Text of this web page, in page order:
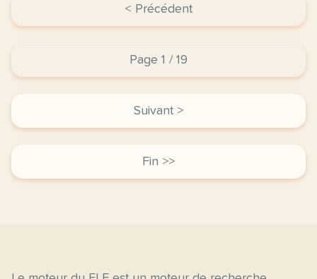
< Précédent
Page 1 / 19
Suivant >
Fin >>